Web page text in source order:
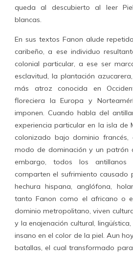
queda al descubierto al leer
blancas.
En sus textos Fanon alude
caribeño, a ese individuo
colonial particular, a ese ser
esclavitud, la plantación
más atroz conocida en
floreciera la Europa y
imponen. Cuando habla del
experiencia particular en la isla de
colonizado bajo dominio francés,
modo de dominación y un patrón
embargo, todos los
comparten el sufrimiento causado
hechura hispana, anglófona,
tanto Fanon como el africano o
dominio metropolitano, viven
y la enajenación cultural,
insano en el color de la piel. Aun
batallas, el cual transformado